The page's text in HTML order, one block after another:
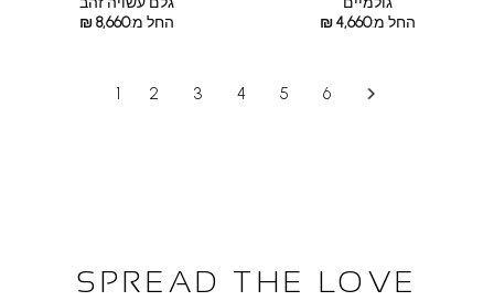
החל מ:
₪4,660
החל מ:
₪8,660
1 2 3 4 5 6
SPREAD THE LOVE